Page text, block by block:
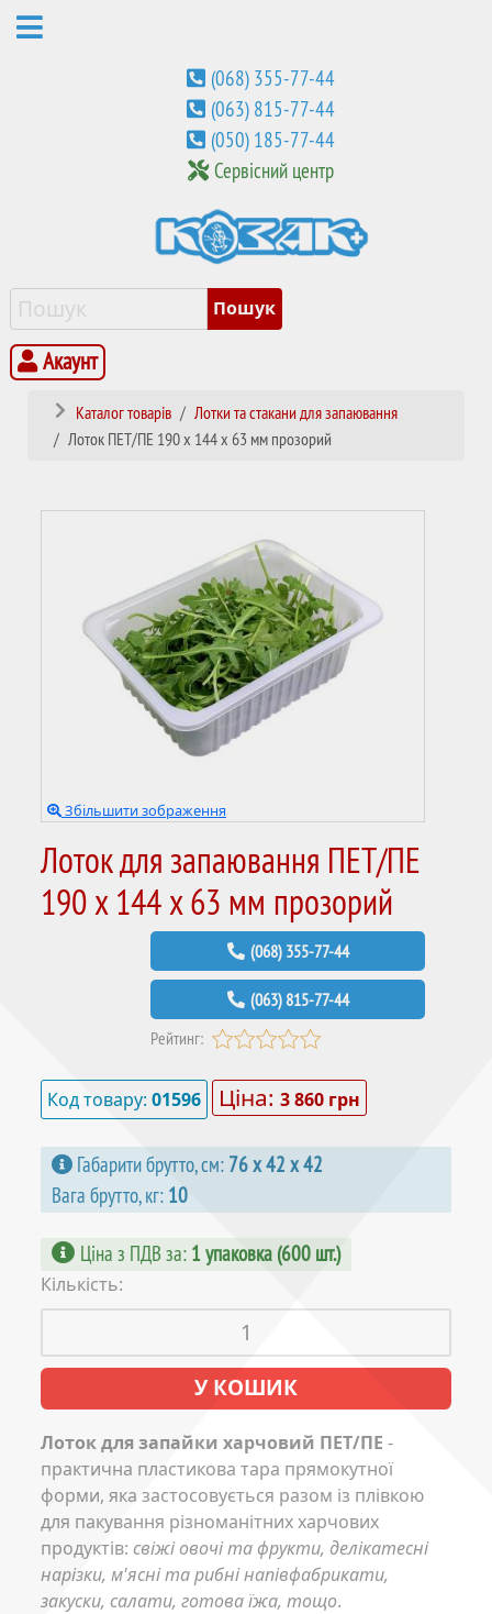
(068) 355-77-44
(063) 815-77-44
(050) 185-77-44
Сервісний центр
Акаунт
Каталог товарів
Лотки та стакани для запаювання
Лоток ПЕТ/ПЕ 190 x 144 x 63 мм прозорий
Збільшити зображення
Лоток для запаювання ПЕТ/ПЕ
190 x 144 x 63 мм прозорий
(068) 355-77-44
(063) 815-77-44
Рейтинг:
Код товару: 01596 Ціна: 3 860 грн
Габарити брутто, см: 76 х 42 х 42
Вага брутто, кг: 10
Ціна з ПДВ за: 1 упаковка (600 шт.)
Кількість:
Лоток для запайки харчовий ПЕТ/ПЕ -
практична пластикова тара прямокутної
форми, яка застосовується разом із плівкою
для пакування різноманітних харчових
продуктів: свіжі овочі та фрукти, делікатесні
нарізки, м'ясні та рибні напівфабрикати,
закуски, салати, готова їжа, тощо.